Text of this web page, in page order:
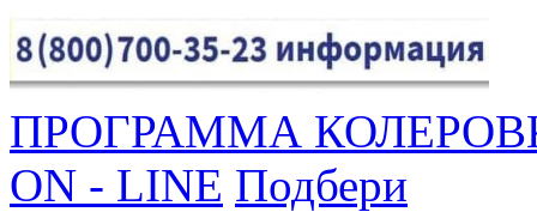
ПРОГРАММА
ON - LINE Подбери